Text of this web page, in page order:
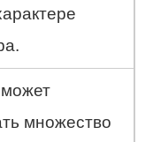
множество